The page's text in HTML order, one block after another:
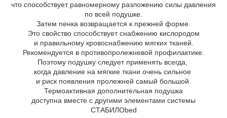
что способствует равномерному разложению силы давления
по всей подушке.
Затем пенка возвращается к прежней форме.
Это свойство способствует снабжению кислородом
и правильному кровоснабжению мягких тканей.
Рекомендуется в противопролежневой профилактике.
Поэтому подушку следует применять всегда,
когда давление на мягкие ткани очень сильное
и риск появления пролежней самый большой.
Термоактивная дополнительная подушка
доступна вместе с другими элементами системы
СТАБИЛОbed